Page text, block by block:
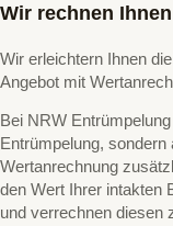
Wir rechnen
Wir erleichtern Ihnen
Angebot mit
Bei NRW
Entrümpelung,
Wertanrechnung
den Wert Ihrer intakten
und verrechnen diesen